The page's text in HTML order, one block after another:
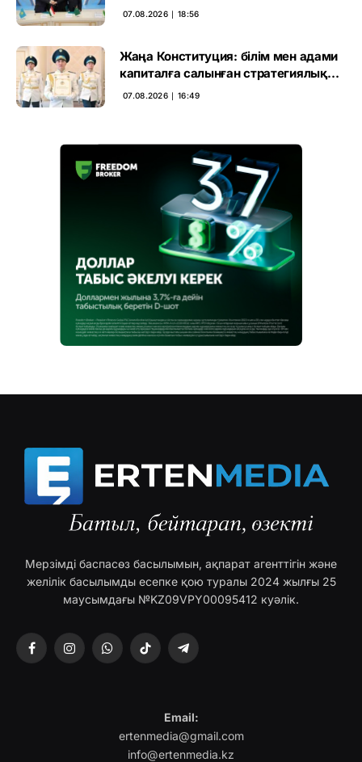
07.08.2026 ∣ 18:56
Жаңа Конституция: білім мен адами
капиталға салынған стратегиялық
негіз
07.08.2026 ∣ 16:49
Мерзімді баспасөз басылымын, ақпарат агенттігін және
желілік басылымды есепке қою туралы 2024 жылғы 25
маусымдағы №KZ09VPY00095412 куәлік.
FacebookInstagramWhatsAppTikTok Telegram
Email:
ertenmedia@gmail.com
info@ertenmedia.kz